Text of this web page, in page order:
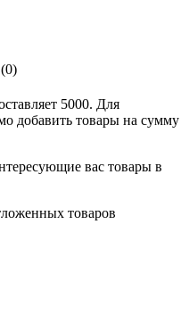
(0)
5000. Для
добавить товары на сумму
вас товары в
товаров